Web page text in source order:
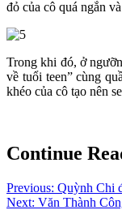
đỏ của cô quá ngắn
Trong khi đó, ở
về tuổi teen” cùng
khéo của cô tạo nên
Continue
Previous: Quỳnh Chi
Next: Văn Thành